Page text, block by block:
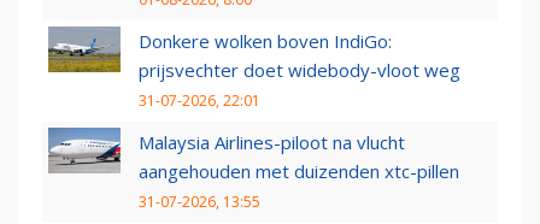
Donkere wolken boven IndiGo:
prijsvechter doet widebody-vloot weg
31-07-2026, 22:01
Malaysia Airlines-piloot na vlucht
aangehouden met duizenden xtc-pillen
31-07-2026, 13:55